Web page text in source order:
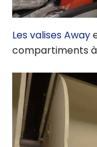
Les valises Away
compartiments